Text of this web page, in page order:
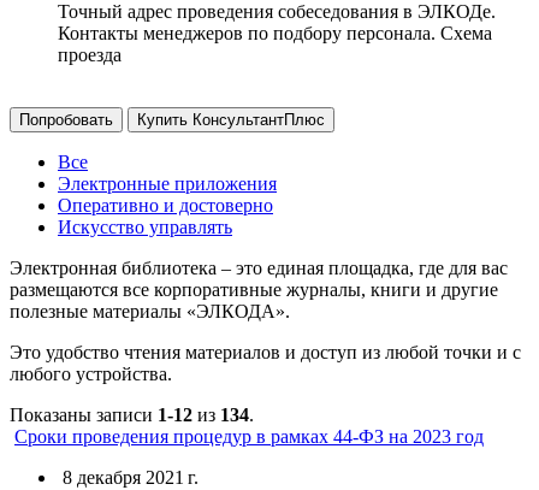
Точный адрес проведения собеседования в ЭЛКОДе.
Контакты менеджеров по подбору персонала. Схема
проезда
Попробовать Купить КонсультантПлюс
Все
Электронные приложения
Оперативно и достоверно
Искусство управлять
Электронная библиотека – это единая площадка, где для вас
размещаются все корпоративные журналы, книги и другие
полезные материалы «ЭЛКОДА».
Это удобство чтения материалов и доступ из любой точки и с
любого устройства.
Показаны записи 1-12 из 134.
Сроки проведения процедур в рамках 44-ФЗ на 2023 год
8 декабря 2021 г.